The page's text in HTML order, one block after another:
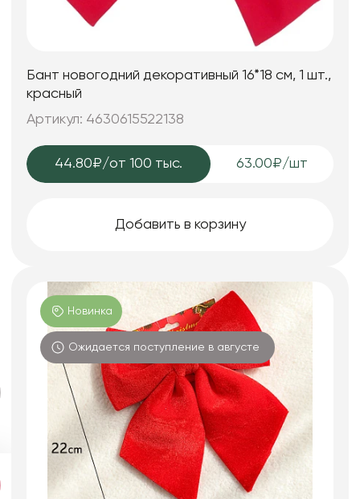
Бант новогодний декоративный 16*18 см, 1 шт.,
красный
Артикул: 4630615522138
44.80₽/от 100 тыс. 63.00₽/шт
Добавить в корзину
Новинка
Ожидается поступление в августе